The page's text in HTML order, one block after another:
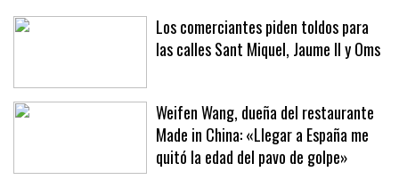
Los comerciantes piden toldos para
las calles Sant Miquel, Jaume II y Oms
Weifen Wang, dueña del restaurante
Made in China: «Llegar a España me
quitó la edad del pavo de golpe»